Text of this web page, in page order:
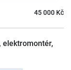
45 000 Kč
elektromontér,